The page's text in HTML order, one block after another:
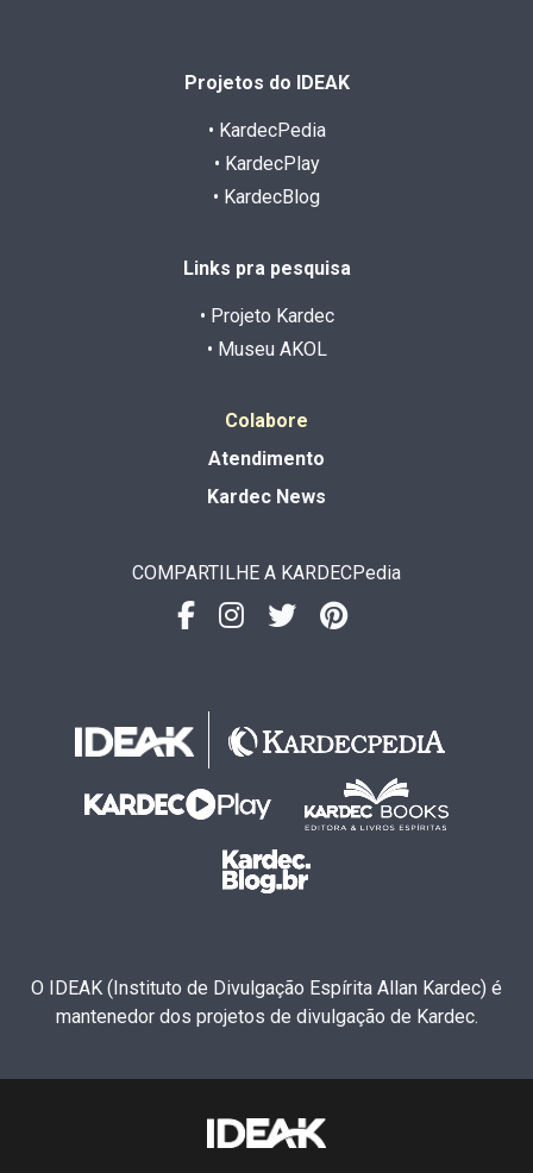
Projetos do IDEAK
• KardecPedia
• KardecPlay
• KardecBlog
Links pra pesquisa
• Projeto Kardec
• Museu AKOL
Colabore
Atendimento
Kardec News
COMPARTILHE A KARDECPedia
O IDEAK (Instituto de Divulgação Espírita Allan Kardec) é
mantenedor dos projetos de divulgação de Kardec.